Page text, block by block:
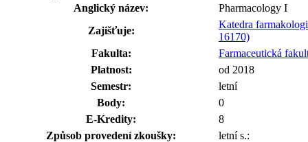
Anglický název:
Pharmacology I
Zajišťuje:
Katedra
16170)
Fakulta:
Farmaceutická
Platnost:
od 2018
Semestr:
letní
Body:
0
E-Kredity:
8
Způsob provedení zkoušky:
letní s.: